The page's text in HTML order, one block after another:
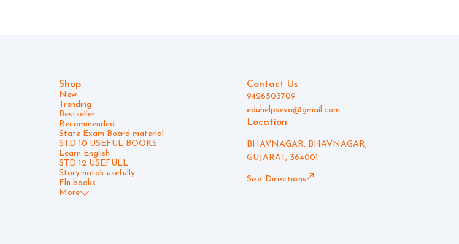
Shop
New
Trending
Bestseller
Recommended
State Exam Board material
STD 10 USEFUL BOOKS
Learn English
STD 12 USEFULL
Story natak usefully
Fln books
More
Contact Us
9426503709
eduhelpseva@gmail.com
Location
BHAVNAGAR, BHAVNAGAR,
GUJARAT, 364001
See Directions